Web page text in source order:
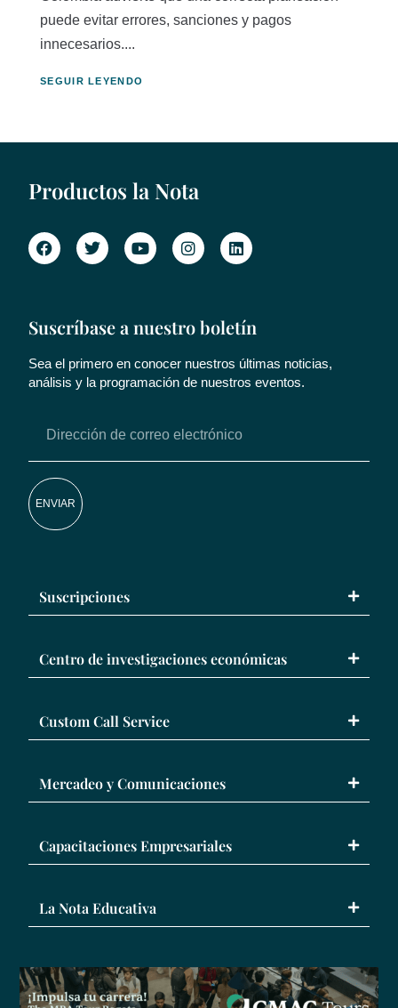
puede evitar errores, sanciones y pagos
innecesarios....
SEGUIR LEYENDO
Productos la Nota
Suscríbase a nuestro boletín
Sea el primero en conocer nuestros últimas noticias,
análisis y la programación de nuestros eventos.
ENVIAR
Suscripciones
Centro de investigaciones económicas
Custom Call Service
Mercadeo y Comunicaciones
Capacitaciones Empresariales
La Nota Educativa